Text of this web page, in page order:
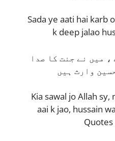
Sada ye aati hai karb
k deep jalao
میں نے جنت کا صدا
وارث ہیں
Kia sawal jo Allah sy,
aai k jao, hussain